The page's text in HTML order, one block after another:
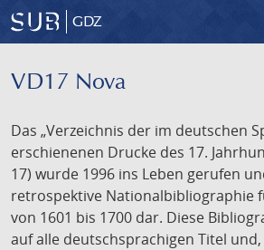
GDZ
VD17 Nova
Das „Verzeichnis der im deutschen
erschienenen Drucke des 17.
17) wurde 1996 ins Leben gerufen
retrospektive Nationalbibliographie
von 1601 bis 1700 dar. Diese
auf alle deutschsprachigen Titel